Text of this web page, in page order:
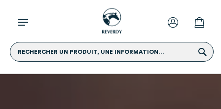
RECHERCHER UN PRODUIT, UNE INFORMATION...